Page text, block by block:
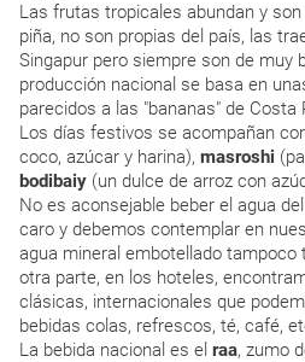
Las frutas tropicales abundan y
piña, no son propias del país, las
Singapur pero siempre son de muy
producción nacional se basa en
parecidos a las "bananas" de Costa
Los días festivos se acompañan
coco, azúcar y harina), masroshi
bodibaiy (un dulce de arroz con
No es aconsejable beber el agua
caro y debemos contemplar en
agua mineral embotellado tampoco
otra parte, en los hoteles,
clásicas, internacionales que
bebidas colas, refrescos, té, café,
La bebida nacional es el raa, zumo